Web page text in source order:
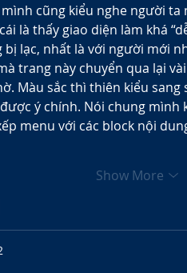
mình cũng kiểu nghe người
là thấy giao diện làm khá
bị lạc, nhất là với người mới
trang này chuyển qua lại
Màu sắc thì thiên kiểu
ý chính. Nói chung
menu với các block nội
Show More